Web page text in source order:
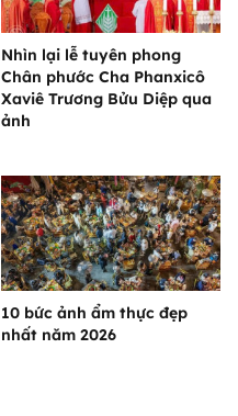
Nhìn lại lễ tuyên phong
Chân phước Cha Phanxicô
Xaviê Trương Bửu Diệp qua
ảnh
10 bức ảnh ẩm thực đẹp
nhất năm 2026